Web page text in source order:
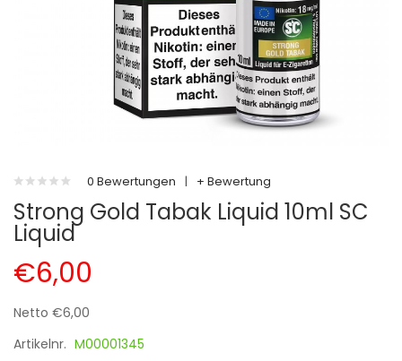
0 Bewertungen | + Bewertung
Strong Gold Tabak Liquid 10ml SC
Liquid
€6,00
Netto €6,00
Artikelnr. M00001345